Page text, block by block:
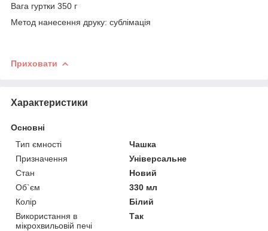
Вага гуртки 350 г
Метод нанесення друку: сублімація
Приховати
Характеристики
Основні
Тип ємності
Чашка
Призначення
Універсальне
Стан
Новий
Об`єм
330 мл
Колір
Білий
Використання в
мікрохвильовій печі
Так